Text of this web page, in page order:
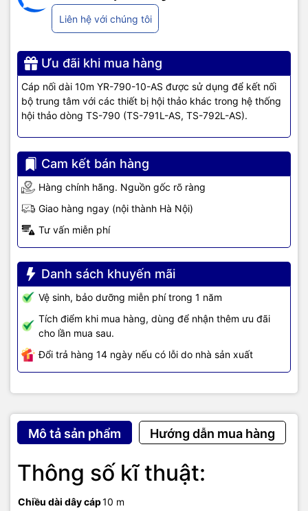
Liên hệ với chúng tôi
Ưu đãi khi mua hàng
Cáp nối dài 10m YR-790-10-AS được sử dụng để kết nối
bộ trung tâm với các thiết bị hội thảo khác trong hệ thống
hội thảo dòng TS-790 (TS-791L-AS, TS-792L-AS).
Cam kết bán hàng
Hàng chính hãng. Nguồn gốc rõ ràng
Giao hàng ngay (nội thành Hà Nội)
Tư vấn miễn phí
Danh sách khuyến mãi
Vệ sinh, bảo dưỡng miễn phí trong 1 năm
Tích điểm khi mua hàng, dùng để nhận thêm ưu đãi
cho lần mua sau.
Đổi trả hàng 14 ngày nếu có lỗi do nhà sản xuất
Mô tả sản phẩm Hướng dẫn mua hàng
Thông số kĩ thuật:
Chiều dài dây cáp10 m